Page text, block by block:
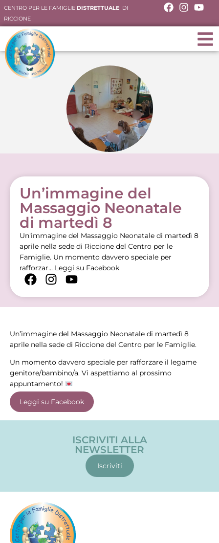
CENTRO PER LE FAMIGLIE DISTRETTUALE DI
RICCIONE
Un’immagine del
Massaggio Neonatale
di martedì 8
Un'immagine del Massaggio Neonatale di martedì 8
aprile nella sede di Riccione del Centro per le
Famiglie. Un momento davvero speciale per
rafforzar... Leggi su Facebook
Un’immagine del Massaggio Neonatale di martedì 8
aprile nella sede di Riccione del Centro per le Famiglie.
Un momento davvero speciale per rafforzare il legame
genitore/bambino/a. Vi aspettiamo al prossimo
appuntamento!
Leggi su Facebook
ISCRIVITI ALLA
NEWSLETTER
Iscriviti